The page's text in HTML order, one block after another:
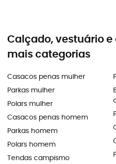
Calçado, vestuário
mais categorias
Casacos penas mulher
Parkas mulher
Polars mulher
Casacos penas homem
Parkas homem
Polars homem
Tendas campismo